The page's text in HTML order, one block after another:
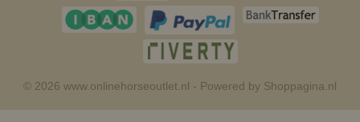
© 2026 www.onlinehorseoutlet.nl - Powered by Shoppagina.nl